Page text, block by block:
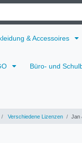
& Accessoires
Büro- und
Verschiedene Lizenzen Jan